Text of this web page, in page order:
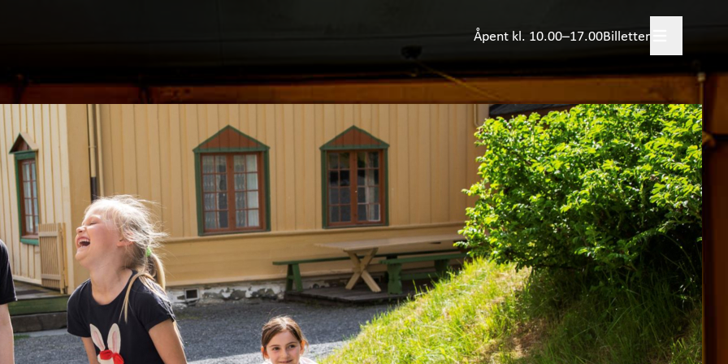
Åpent kl. 10.00–17.00Billetter
Planlegg besøk +
Hva skjer?
Opplevelser
+
Aktiviteter for barn
Om Bjørnstjerne Bjørnson
Om Aulestad +
Utforsk samlingene +